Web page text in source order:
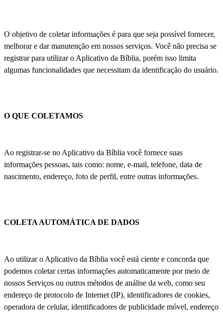
O objetivo de coletar informações é para que seja possível fornecer,
melhorar e dar manutenção em nossos serviços. Você não precisa se
registrar para utilizar o Aplicativo da Bíblia, porém isso limita
algumas funcionalidades que necessitam da identificação do usuário.
O QUE COLETAMOS
Ao registrar-se no Aplicativo da Bíblia você fornece suas
informações pessoas, tais como: nome, e-mail, telefone, data de
nascimento, endereço, foto de perfil, entre outras informações.
COLETA AUTOMÁTICA DE DADOS
Ao utilizar o Aplicativo da Bíblia você está ciente e concorda que
podemos coletar certas informações automaticamente por meio de
nossos Serviços ou outros métodos de análise da web, como seu
endereço de protocolo de Internet (IP), identificadores de cookies,
operadora de celular, identificadores de publicidade móvel, endereço